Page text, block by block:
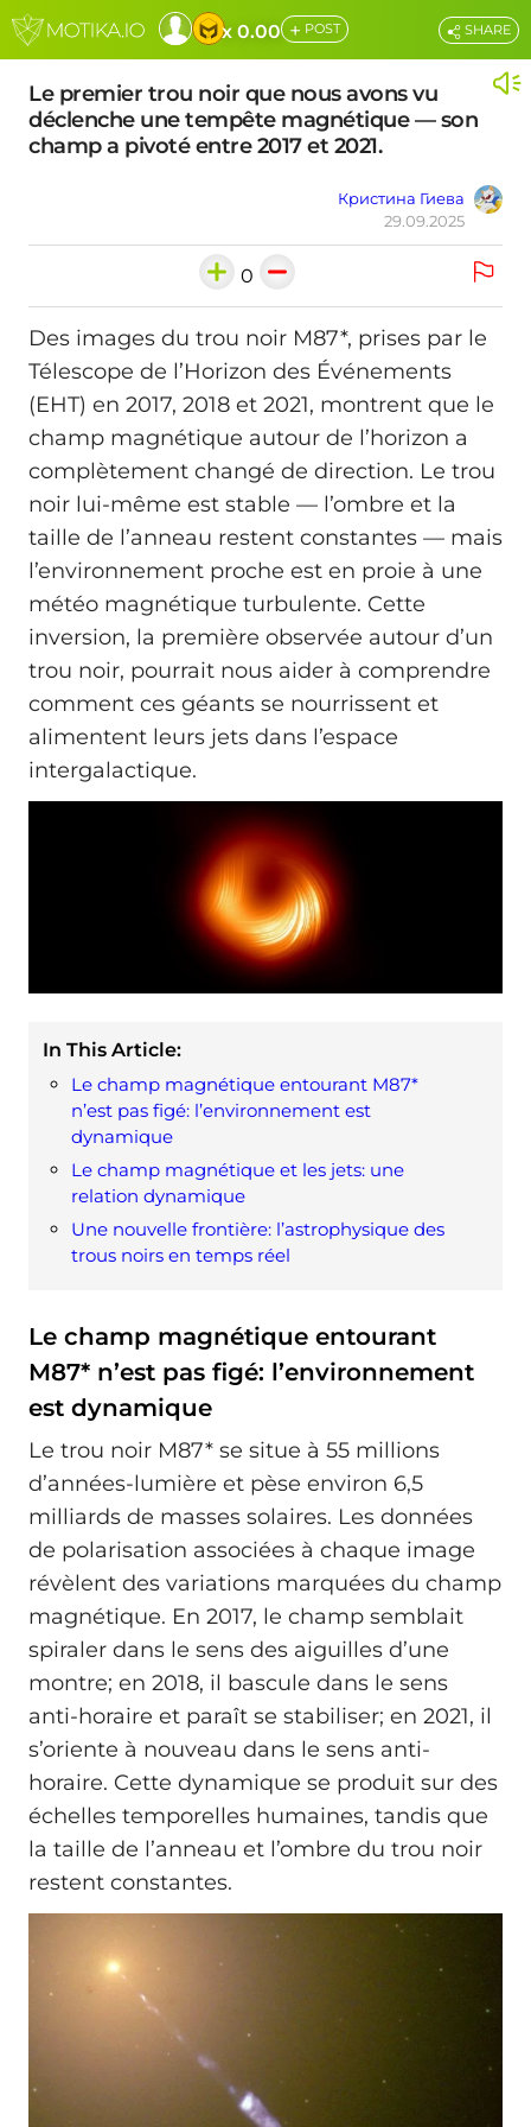
x 0.00 + POST
Le premier trou noir que nous avons vu
déclenche une tempête magnétique — son
champ a pivoté entre 2017 et 2021.
Кристина Гиева
29.09.2025
SHARE
0
Des images du trou noir M87*, prises par le
Télescope de l’Horizon des Événements
(EHT) en 2017, 2018 et 2021, montrent que le
champ magnétique autour de l’horizon a
complètement changé de direction. Le trou
noir lui-même est stable — l’ombre et la
taille de l’anneau restent constantes — mais
l’environnement proche est en proie à une
météo magnétique turbulente. Cette
inversion, la première observée autour d’un
trou noir, pourrait nous aider à comprendre
comment ces géants se nourrissent et
alimentent leurs jets dans l’espace
intergalactique.
In This Article:
Le champ magnétique entourant M87*
n’est pas figé: l’environnement est
dynamique
Le champ magnétique et les jets: une
relation dynamique
Une nouvelle frontière: l’astrophysique des
trous noirs en temps réel
Le champ magnétique entourant
M87* n’est pas figé: l’environnement
est dynamique
Le trou noir M87* se situe à 55 millions
d’années-lumière et pèse environ 6,5
milliards de masses solaires. Les données
de polarisation associées à chaque image
révèlent des variations marquées du champ
magnétique. En 2017, le champ semblait
spiraler dans le sens des aiguilles d’une
montre; en 2018, il bascule dans le sens
anti-horaire et paraît se stabiliser; en 2021, il
s’oriente à nouveau dans le sens anti-
horaire. Cette dynamique se produit sur des
échelles temporelles humaines, tandis que
la taille de l’anneau et l’ombre du trou noir
restent constantes.